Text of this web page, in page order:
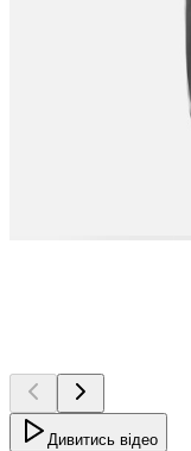
Дивитись відео